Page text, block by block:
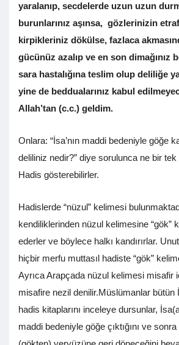
yaralanıp, secdelerde uzun uzun
burunlarınız aşınsa, gözlerinizin
kirpikleriniz dökülse, fazlaca
gücünüz azalıp ve en son dimağınız
sara hastalığına teslim olup deliliğe
yine de beddualarınız kabul
Allah’tan (c.c.) geldim.
Onlara: “İsa’nın maddi bedeniyle göğe
deliliniz nedir?” diye sorulunca ne bir
Hadis gösterebilirler.
Hadislerde “nüzul” kelimesi
kendiliklerinden nüzul kelimesine “gök”
ederler ve böylece halkı kandırırlar.
hiçbir merfu muttasıl hadiste “gök”
Ayrıca Arapçada nüzul kelimesi misafir
misafire nezil denilir.Müslümanlar bütün
hadis kitaplarını inceleye dursunlar,
maddi bedeniyle göğe çıktığını ve